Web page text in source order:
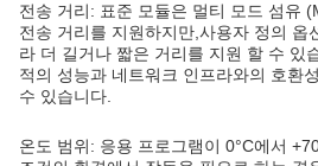
전송 거리: 표준 모듈은 멀티 모드 섬유
전송 거리를 지원하지만,사용자 정의 옵
라 더 길거나 짧은 거리를 지원 할 수 있
적의 성능과 네트워크 인프라와의 호환
수 있습니다.
온도 범위: 응용 프로그램이 0°C에서